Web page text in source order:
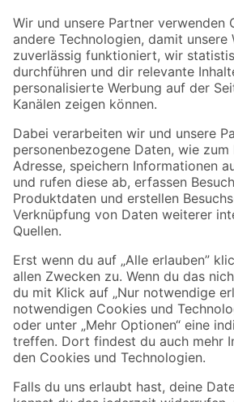
Der toom Newsletter: Keine Angebote und
Zur Newsletter Anmeldung
Folge uns
Zahlungsarten
Sicher einkaufen
Jetzt die toom-App herunterladen